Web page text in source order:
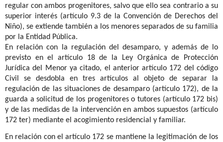
regular con ambos progenitores, salvo que ello sea contrario a su
superior interés (artículo 9.3 de la Convención de Derechos del
Niño), se extiende también a los menores separados de su familia
por la Entidad Pública.
En relación con la regulación del desamparo, y además de lo
previsto en el artículo 18 de la Ley Orgánica de Protección
Jurídica del Menor ya citado, el anterior artículo 172 del código
Civil se desdobla en tres artículos al objeto de separar la
regulación de las situaciones de desamparo (artículo 172), de la
guarda a solicitud de los progenitores o tutores (artículo 172 bis)
y de las medidas de la intervención en ambos supuestos (artículo
172 ter) mediante el acogimiento residencial y familiar.
En relación con el artículo 172 se mantiene la legitimación de los